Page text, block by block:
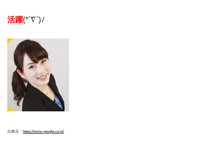
活躍(*´∇`)ﾉ
出典元： https://www.google.co.jp/